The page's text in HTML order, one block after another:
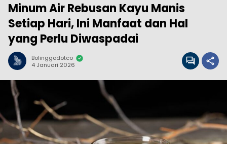
Minum Air Rebusan Kayu Manis
Setiap Hari, Ini Manfaat dan Hal
yang Perlu Diwaspadai
Bolinggodotco
4 Januari 2026